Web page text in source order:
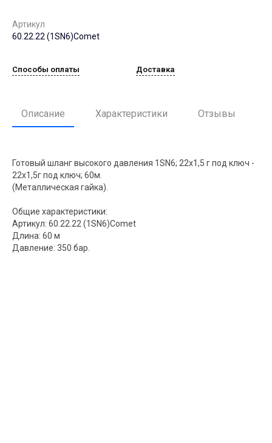
Артикул
60.22.22 (1SN6)Comet
Способы оплаты Доставка
Описание Характеристики Отзывы
Готовый шланг высокого давления 1SN6; 22х1,5 г под ключ -
22х1,5г под ключ; 60м.
(Металлическая гайка).
Общие характеристики:
Артикул: 60.22.22 (1SN6)Comet
Длина: 60 м
Давление: 350 бар.